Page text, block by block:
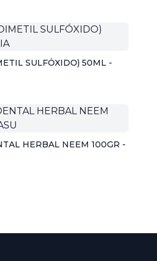
SULFÓXIDO) 50ML -
HERBAL NEEM 100GR -